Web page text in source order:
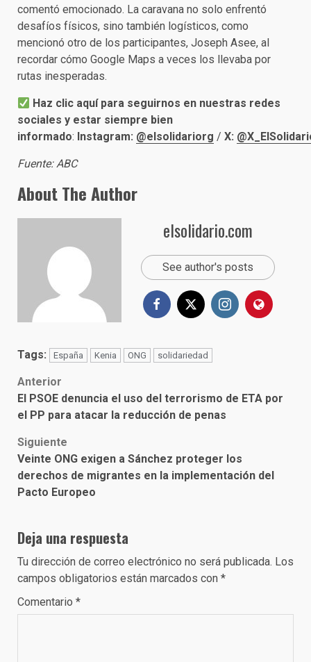
comentó emocionado. La caravana no solo enfrentó
desafíos físicos, sino también logísticos, como
mencionó otro de los participantes, Joseph Asee, al
recordar cómo Google Maps a veces los llevaba por
rutas inesperadas.
Haz clic aquí para seguirnos en nuestras redes
sociales y estar siempre bien
informado: Instagram: @elsolidariorg / X:
Fuente: ABC
About The Author
elsolidario.com
See author's posts
Tags: España Kenia ONG solidariedad
Post
navigation
Anterior
El PSOE denuncia el uso del terrorismo de ETA por
el PP para atacar la reducción de penas
Siguiente
Veinte ONG exigen a Sánchez proteger los
derechos de migrantes en la implementación del
Pacto Europeo
Deja una respuesta
Tu dirección de correo electrónico no será publicada. Los
campos obligatorios están marcados con *
Comentario *